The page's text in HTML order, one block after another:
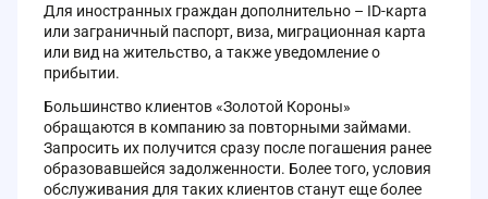
Для иностранных граждан дополнительно – ID-карта
или заграничный паспорт, виза, миграционная карта
или вид на жительство, а также уведомление о
прибытии.
Большинство клиентов «Золотой Короны»
обращаются в компанию за повторными займами.
Запросить их получится сразу после погашения ранее
образовавшейся задолженности. Более того, условия
обслуживания для таких клиентов станут еще более